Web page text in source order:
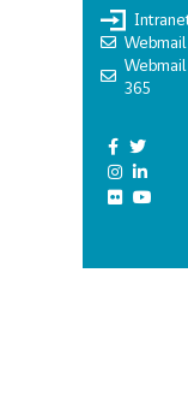
Webmail
Webmail
365